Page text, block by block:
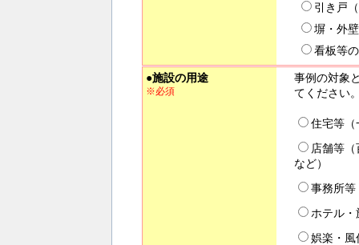
引き戸
塀・外壁
看板等
●施設の用途
※必須
事例の対象
てください
住宅等（
店舗等
など）
事務所等
ホテル・
娯楽・風